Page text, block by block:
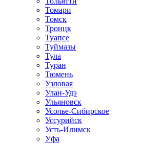
Томари
Томск
Троицк
Туапсе
Туймазы
Тула
Туран
Тюмень
Узловая
Улан-Удэ
Ульяновск
Усолье-Сибирское
Уссурийск
Усть-Илимск
Уфа